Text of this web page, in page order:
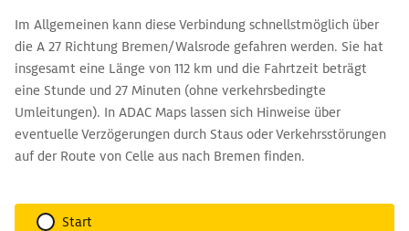
Im Allgemeinen kann diese Verbindung schnellstmöglich über
die A 27 Richtung Bremen/Walsrode gefahren werden. Sie hat
insgesamt eine Länge von 112 km und die Fahrtzeit beträgt
eine Stunde und 27 Minuten (ohne verkehrsbedingte
Umleitungen). In ADAC Maps lassen sich Hinweise über
eventuelle Verzögerungen durch Staus oder Verkehrsstörungen
auf der Route von Celle aus nach Bremen finden.
Start